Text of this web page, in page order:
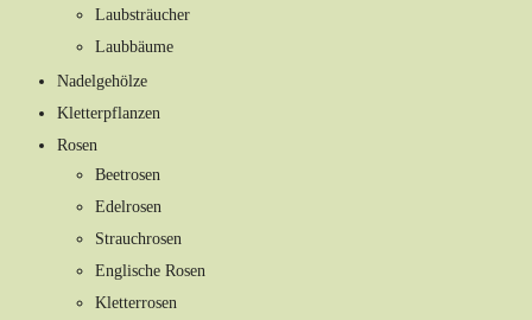
Laubsträucher
Laubbäume
Nadelgehölze
Kletterpflanzen
Rosen
Beetrosen
Edelrosen
Strauchrosen
Englische Rosen
Kletterrosen